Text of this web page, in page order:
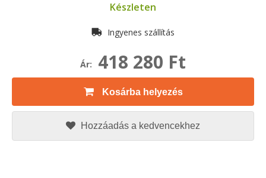
Készleten
Ingyenes szállítás
Ár: 418 280 Ft
Kosárba helyezés
Hozzáadás a kedvencekhez